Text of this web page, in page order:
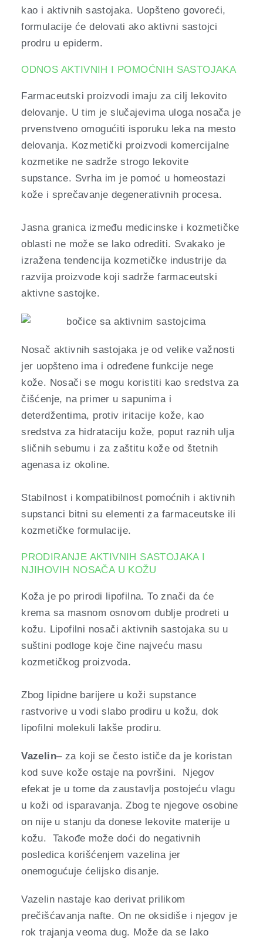
kao i aktivnih sastojaka. Uopšteno govoreći,
formulacije će delovati ako aktivni sastojci
prodru u epiderm.
ODNOS AKTIVNIH I POMOĆNIH SASTOJAKA
Farmaceutski proizvodi imaju za cilj lekovito
delovanje. U tim je slučajevima uloga nosača je
prvenstveno omogućiti isporuku leka na mesto
delovanja. Kozmetički proizvodi komercijalne
kozmetike ne sadrže strogo lekovite
supstance. Svrha im je pomoć u homeostazi
kože i sprečavanje degenerativnih procesa.
Jasna granica između medicinske i kozmetičke
oblasti ne može se lako odrediti. Svakako je
izražena tendencija kozmetičke industrije da
razvija proizvode koji sadrže farmaceutski
aktivne sastojke.
Nosač aktivnih sastojaka je od velike važnosti
jer uopšteno ima i određene funkcije nege
kože. Nosači se mogu koristiti kao sredstva za
čišćenje, na primer u sapunima i
deterdžentima, protiv iritacije kože, kao
sredstva za hidrataciju kože, poput raznih ulja
sličnih sebumu i za zaštitu kože od štetnih
agenasa iz okoline.
Stabilnost i kompatibilnost pomoćnih i aktivnih
supstanci bitni su elementi za farmaceutske ili
kozmetičke formulacije.
PRODIRANJE AKTIVNIH SASTOJAKA I
NJIHOVIH NOSAČA U KOŽU
Koža je po prirodi lipofilna. To znači da će
krema sa masnom osnovom dublje prodreti u
kožu. Lipofilni nosači aktivnih sastojaka su u
suštini podloge koje čine najveću masu
kozmetičkog proizvoda.
Zbog lipidne barijere u koži supstance
rastvorive u vodi slabo prodiru u kožu, dok
lipofilni molekuli lakše prodiru.
Vazelin– za koji se često ističe da je koristan
kod suve kože ostaje na površini. Njegov
efekat je u tome da zaustavlja postojeću vlagu
u koži od isparavanja. Zbog te njegove osobine
on nije u stanju da donese lekovite materije u
kožu. Takođe može doći do negativnih
posledica korišćenjem vazelina jer
onemogućuje ćelijsko disanje.
Vazelin nastaje kao derivat prilikom
prečišćavanja nafte. On ne oksidiše i njegov je
rok trajanja veoma dug. Može da se lako